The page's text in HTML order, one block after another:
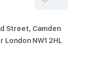
Street, Camden
London NW1 2HL